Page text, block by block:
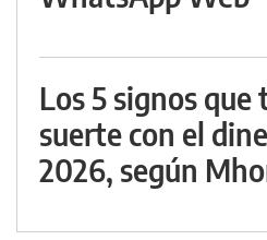
Los 5 signos que
suerte con el
2026, según